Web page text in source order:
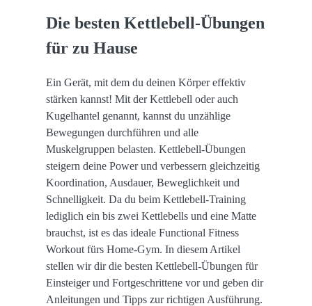
Die besten Kettlebell-Übungen
für zu Hause
Ein Gerät, mit dem du deinen Körper effektiv
stärken kannst! Mit der Kettlebell oder auch
Kugelhantel genannt, kannst du unzählige
Bewegungen durchführen und alle
Muskelgruppen belasten. Kettlebell-Übungen
steigern deine Power und verbessern gleichzeitig
Koordination, Ausdauer, Beweglichkeit und
Schnelligkeit. Da du beim Kettlebell-Training
lediglich ein bis zwei Kettlebells und eine Matte
brauchst, ist es das ideale Functional Fitness
Workout fürs Home-Gym. In diesem Artikel
stellen wir dir die besten Kettlebell-Übungen für
Einsteiger und Fortgeschrittene vor und geben dir
Anleitungen und Tipps zur richtigen Ausführung.